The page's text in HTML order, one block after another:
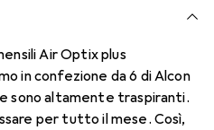
Air Optix plus
in confezione da 6 di Alcon
sono altamente traspiranti.
per tutto il mese. Così,